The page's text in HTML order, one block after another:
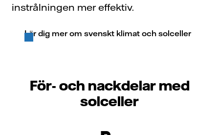
instrålningen mer effektiv.
Lär dig mer om svenskt klimat och solceller
För- och nackdelar med
solceller